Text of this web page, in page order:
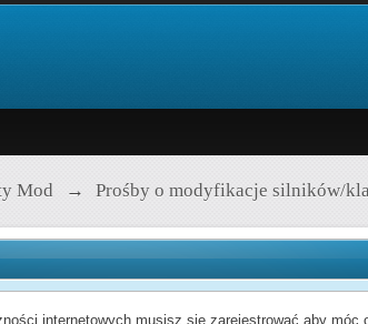
Mod → Prośby o modyfikacje silników/
internetowych musisz się zarejestrować aby